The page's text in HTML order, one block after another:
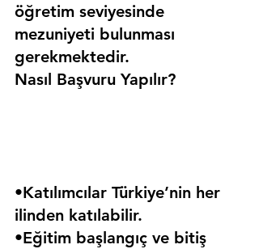
öğretim seviyesinde
mezuniyeti bulunması
gerekmektedir.
Nasıl Başvuru Yapılır?
•Katılımcılar Türkiye’nin her
ilinden katılabilir.
•Eğitim başlangıç ve bitiş